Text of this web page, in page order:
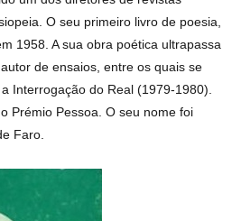
O seu primeiro livro de poesia,
1958. A sua obra poética ultrapassa
de ensaios, entre os quais se
Interrogação do Real (1979-1980).
Prémio Pessoa. O seu nome foi
Faro.